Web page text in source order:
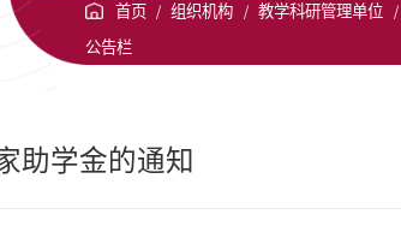
首页 / 组织机构 / 教学科研管理单位 /
公告栏
助学金的通知